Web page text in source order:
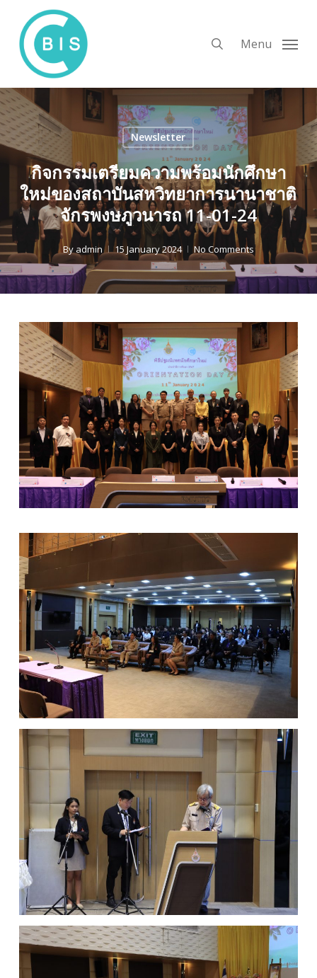
main
content
Menu
Newsletter
กิจกรรมเตรียมความพร้อมนักศึกษา
ใหม่ของสถาบันสหวิทยาการนานาชาติ
จักรพงษภูวนารถ 11-01-24
By admin 15 January 2024 No Comments